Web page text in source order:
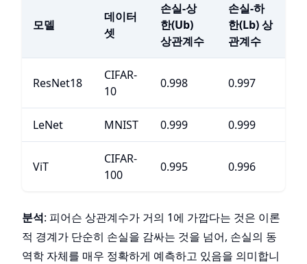
모델
데이터
셋
손실-상
한(Ub)
상관계수
손실-하
한(Lb) 상
관계수
ResNet18
CIFAR-
10
0.998 0.997
LeNet MNIST 0.999 0.999
ViT
CIFAR-
100
0.995 0.996
분석: 피어슨 상관계수가 거의 1에 가깝다는 것은 이론
적 경계가 단순히 손실을 감싸는 것을 넘어, 손실의 동
역학 자체를 매우 정확하게 예측하고 있음을 의미합니